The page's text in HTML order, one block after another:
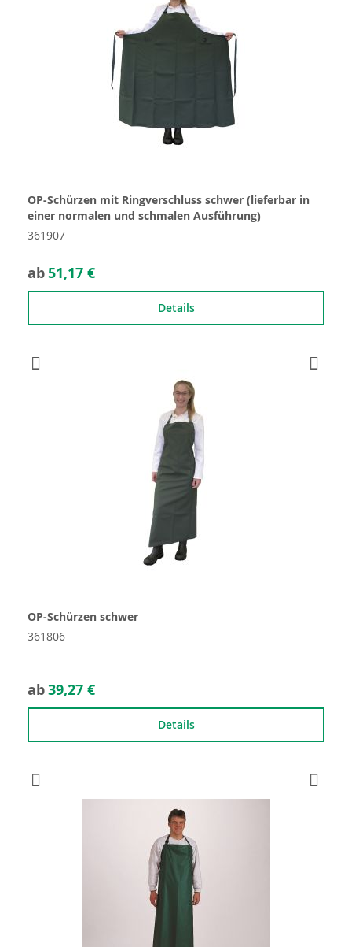
OP-Schürzen mit Ringverschluss schwer (lieferbar in
einer normalen und schmalen Ausführung)
361907
ab51,17 €
Details
OP-Schürzen schwer
361806
ab39,27 €
Details